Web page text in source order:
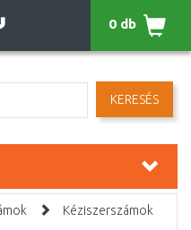
KERESÉS
0 db
Kéziszerszámok